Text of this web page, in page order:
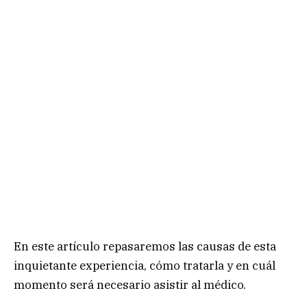
En este artículo repasaremos las causas de esta
inquietante experiencia, cómo tratarla y en cuál
momento será necesario asistir al médico.